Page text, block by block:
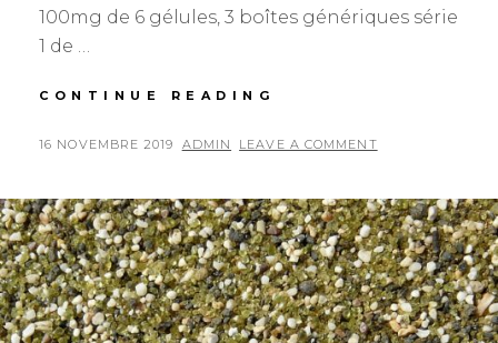
100mg de 6 gélules, 3 boîtes génériques série
1 de …
CONTINUE READING
POSTED
16 NOVEMBRE 2019 BY
ADMIN LEAVE A COMMENT